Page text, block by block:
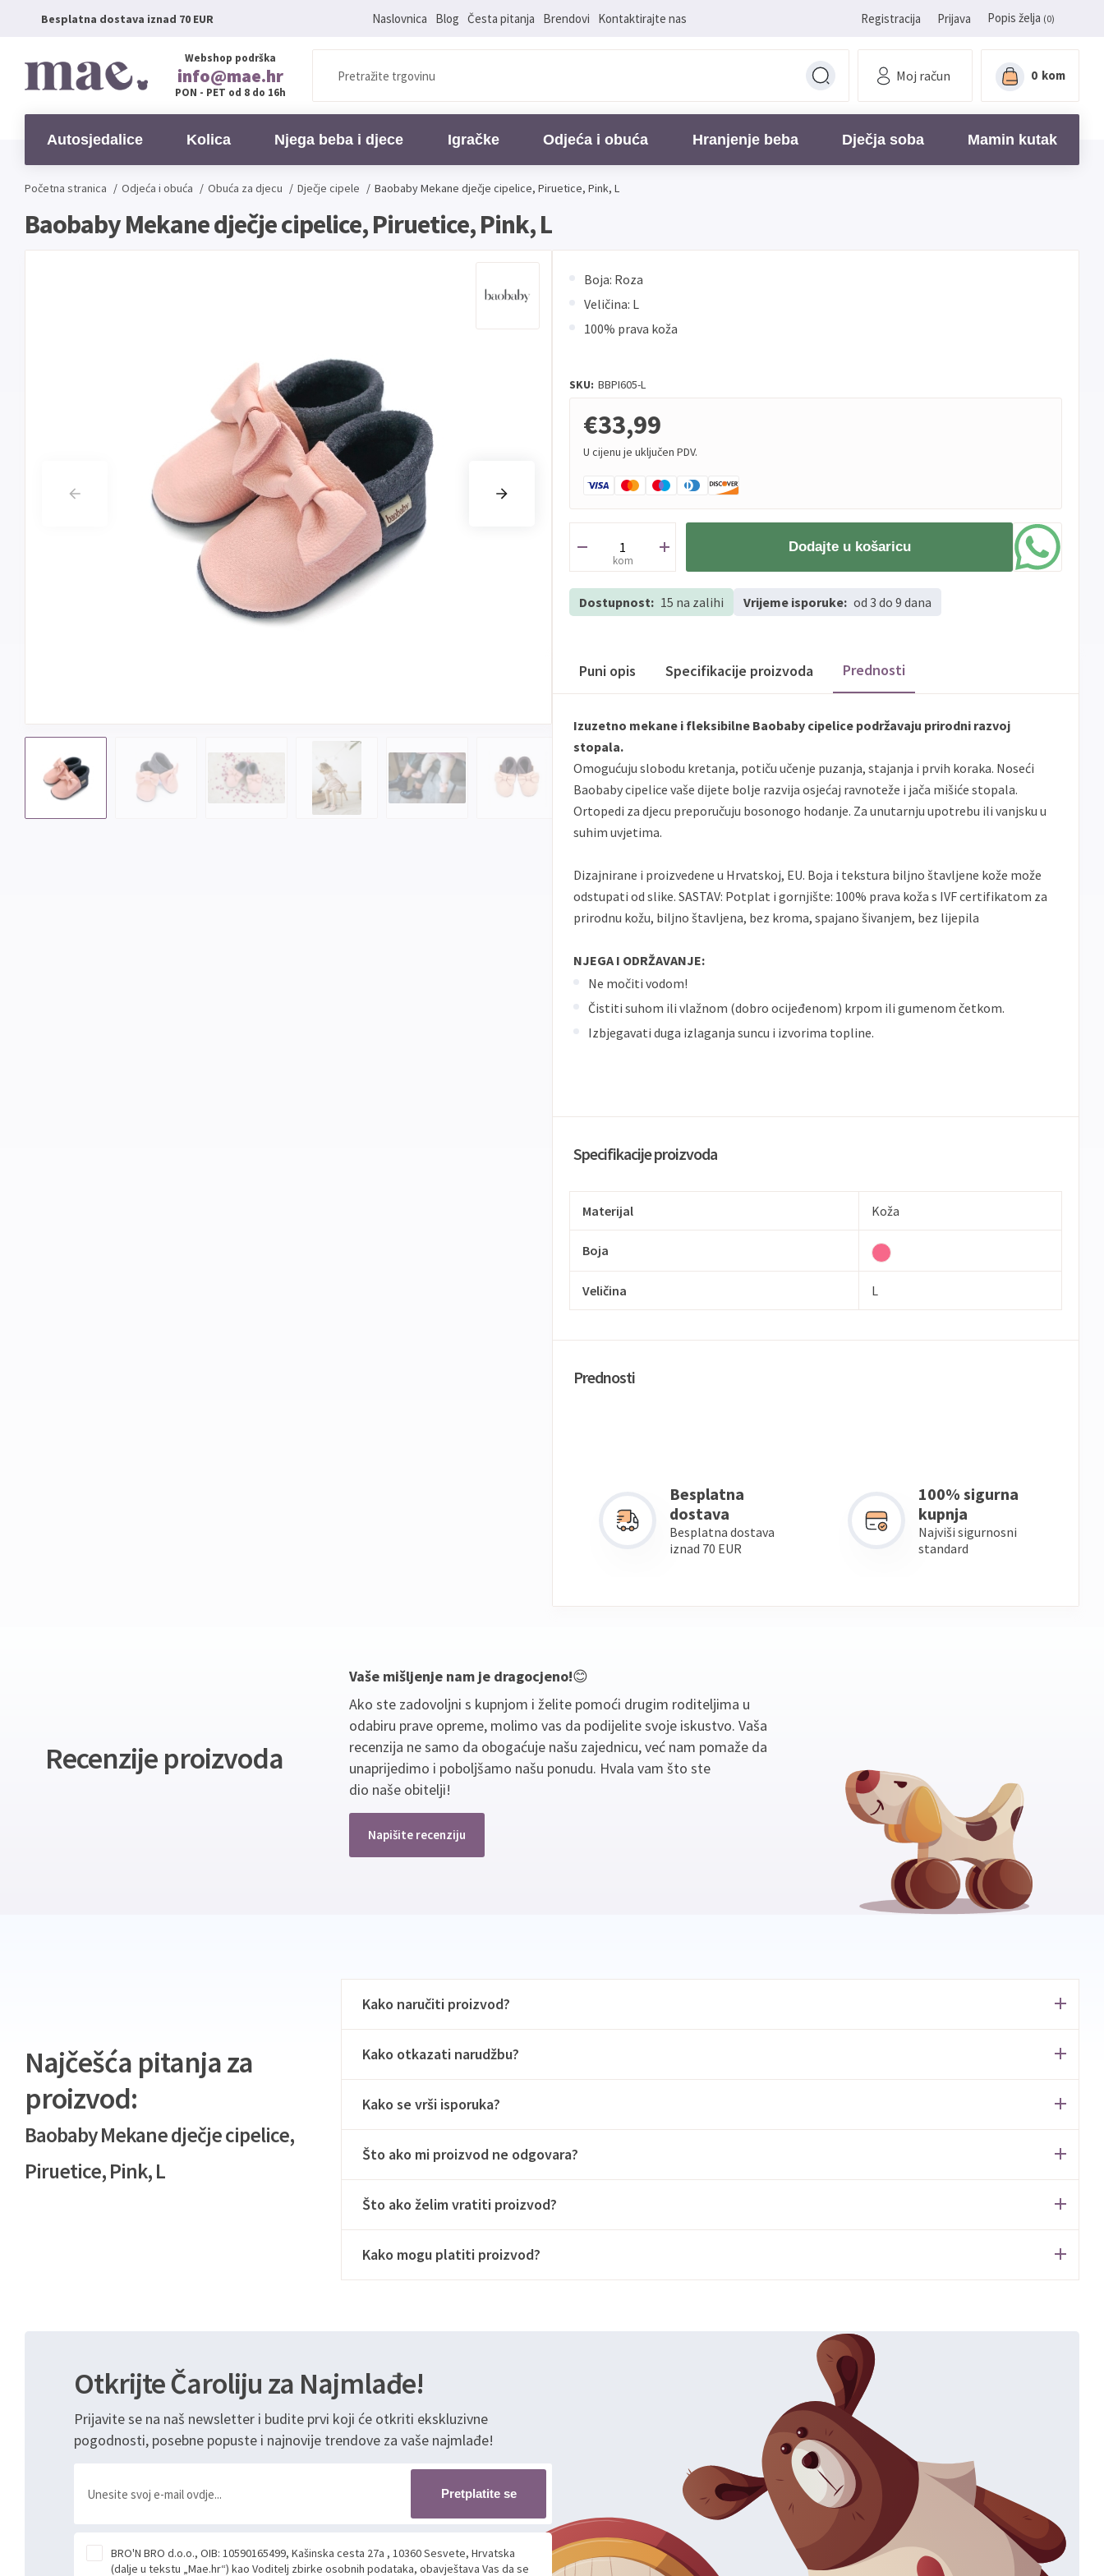
Besplatna dostava iznad 70 EUR Naslovnica Blog Česta pitanja Brendovi Kontaktirajte nas Registracija Prijava Popis želja (0)
Webshop podrška
info@mae.hr
PON - PET od 8 do 16h
Moj račun 0 kom
Autosjedalice Kolica Njega beba i djece Igračke Odjeća i obuća Hranjenje beba Dječja soba Mamin kutak
Početna stranica / Odjeća i obuća / Obuća za djecu / Dječje cipele / Baobaby Mekane dječje cipelice, Piruetice, Pink, L
Baobaby Mekane dječje cipelice, Piruetice, Pink, L
Boja: Roza
Veličina: L
100% prava koža
SKU: BBPI605-L
€33,99
U cijenu je uključen PDV.
kom
Dodajte u košaricu
Dostupnost: 15 na zalihi Vrijeme isporuke: od 3 do 9 dana
Puni opis Specifikacije proizvoda Prednosti
Izuzetno mekane i fleksibilne Baobaby cipelice podržavaju prirodni razvoj
stopala.
Omogućuju slobodu kretanja, potiču učenje puzanja, stajanja i prvih koraka. Noseći
Baobaby cipelice vaše dijete bolje razvija osjećaj ravnoteže i jača mišiće stopala.
Ortopedi za djecu preporučuju bosonogo hodanje. Za unutarnju upotrebu ili vanjsku u
suhim uvjetima.
Dizajnirane i proizvedene u Hrvatskoj, EU. Boja i tekstura biljno štavljene kože može
odstupati od slike. SASTAV: Potplat i gornjište: 100% prava koža s IVF certifikatom za
prirodnu kožu, biljno štavljena, bez kroma, spajano šivanjem, bez lijepila
NJEGA I ODRŽAVANJE:
Ne močiti vodom!
Čistiti suhom ili vlažnom (dobro ocijeđenom) krpom ili gumenom četkom.
Izbjegavati duga izlaganja suncu i izvorima topline.
Specifikacije proizvoda
Materijal Koža
Boja
Veličina L
Prednosti
Besplatna
dostava
Besplatna dostava
iznad 70 EUR
100% sigurna
kupnja
Najviši sigurnosni
standard
Recenzije proizvoda
Vaše mišljenje nam je dragocjeno!😊
Ako ste zadovoljni s kupnjom i želite pomoći drugim roditeljima u
odabiru prave opreme, molimo vas da podijelite svoje iskustvo. Vaša
recenzija ne samo da obogaćuje našu zajednicu, već nam pomaže da
unaprijedimo i poboljšamo našu ponudu. Hvala vam što ste
dio naše obitelji!
Napišite recenziju
Najčešća pitanja za
proizvod:
Baobaby Mekane dječje cipelice,
Piruetice, Pink, L
Kako naručiti proizvod?
Kako otkazati narudžbu?
Kako se vrši isporuka?
Što ako mi proizvod ne odgovara?
Što ako želim vratiti proizvod?
Kako mogu platiti proizvod?
Otkrijte Čaroliju za Najmlađe!
Prijavite se na naš newsletter i budite prvi koji će otkriti ekskluzivne
pogodnosti, posebne popuste i najnovije trendove za vaše najmlađe!
Pretplatite se
BRO'N BRO d.o.o., OIB: 10590165499, Kašinska cesta 27a , 10360 Sesvete, Hrvatska
(dalje u tekstu „Mae.hr“) kao Voditelj zbirke osobnih podataka, obavještava Vas da se